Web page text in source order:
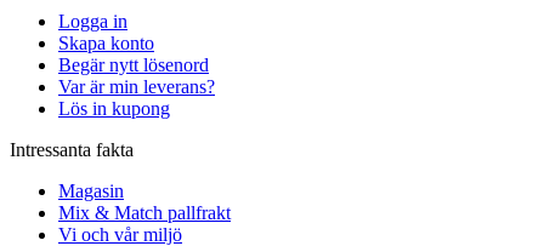
Logga in
Skapa konto
Begär nytt lösenord
Var är min leverans?
Lös in kupong
Intressanta fakta
Magasin
Mix & Match pallfrakt
Vi och vår miljö